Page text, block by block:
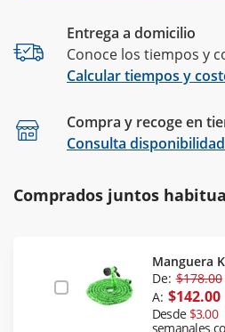
Entrega a domicilio
Conoce los tiempos y
Calcular tiempos y
Compra y recoge en
Consulta
Comprados juntos
Manguera
De: $178.00
A: $142.00
Desde $3.00
semanales